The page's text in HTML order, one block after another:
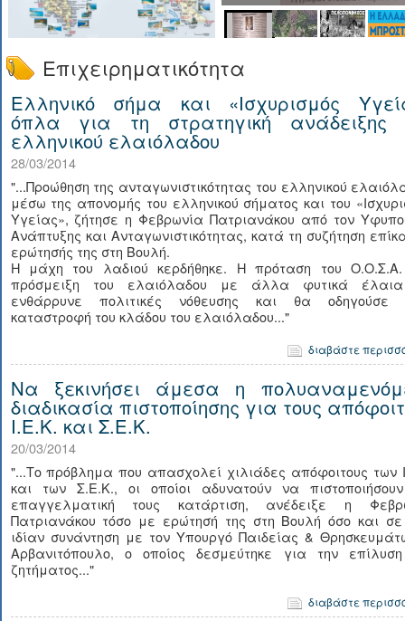
Επιχειρηματικότητα
Ελληνικό σήμα και «Ισχυρισμός
όπλα για τη στρατηγική ανάδειξης
ελληνικού ελαιόλαδου
28/03/2014
"...Προώθηση της ανταγωνιστικότητας του ελληνικού
μέσω της απονομής του ελληνικού σήματος και του
Υγείας», ζήτησε η Φεβρωνία Πατριανάκου από τον
Ανάπτυξης και Ανταγωνιστικότητας, κατά τη συζήτηση
ερώτησής της στη Βουλή.
Η μάχη του λαδιού κερδήθηκε. Η πρόταση του
πρόσμειξη του ελαιόλαδου με άλλα φυτικά
ενθάρρυνε πολιτικές νόθευσης και θα οδηγούσε
καταστροφή του κλάδου του ελαιόλαδου..."
διαβάστε
Να ξεκινήσει άμεσα η
διαδικασία πιστοποίησης για τους
Ι.Ε.Κ. και Σ.Ε.Κ.
20/03/2014
"...Το πρόβλημα που απασχολεί χιλιάδες απόφοιτους των
και των Σ.Ε.Κ., οι οποίοι αδυνατούν να
επαγγελματική τους κατάρτιση, ανέδειξε η
Πατριανάκου τόσο με ερώτησή της στη Βουλή όσο και σε
ιδίαν συνάντηση με τον Υπουργό Παιδείας &
Αρβανιτόπουλο, ο οποίος δεσμεύτηκε για την
ζητήματος..."
διαβάστε